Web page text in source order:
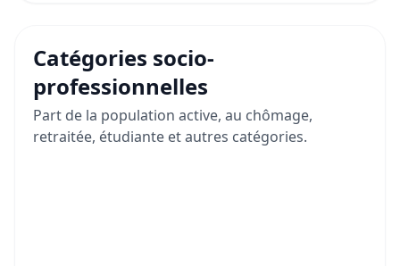
Catégories socio-
professionnelles
Part de la population active, au chômage,
retraitée, étudiante et autres catégories.